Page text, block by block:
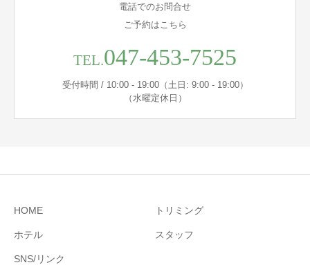
電話でのお問合せ
ご予約はこちら
TEL.047-453-7525
受付時間 / 10:00 - 19:00（土日: 9:00 - 19:00）
（水曜定休日）
HOME トリミング
ホテル スタッフ
SNS/リンク